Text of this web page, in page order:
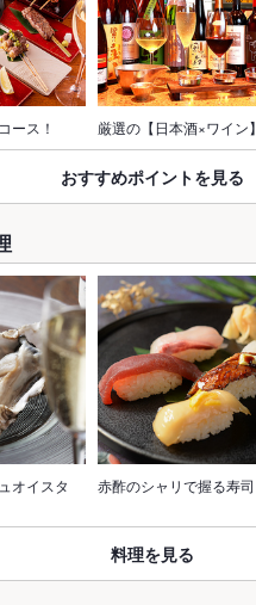
ース！ 厳選の【日本酒×ワイン】
おすすめポイントを見る
オイスタ
赤酢のシャリで握る寿司
料理を見る